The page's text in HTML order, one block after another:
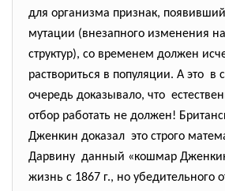
для организма признак,
мутации (внезапного изменения
структур), со временем должен
раствориться в популяции. А это в
очередь доказывало, что
отбор работать не должен!
Дженкин доказал это строго
Дарвину данный «кошмар
жизнь с 1867 г., но убедительного